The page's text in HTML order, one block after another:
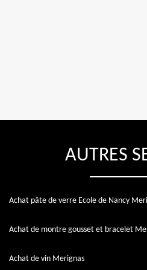
AUTRES
Achat pâte de verre Ecole de Nancy
Achat de montre gousset et bracelet
Achat de vin Merignas